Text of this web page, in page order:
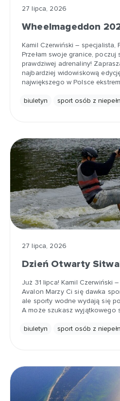
27 lipca, 2026
Wheelmageddon
Kamil Czerwiński – specjalista,
Przełam swoje granice, poczuj
prawdziwej adrenaliny!
najbardziej widowiskową
największego w Polsce
biuletyn sport osób z
27 lipca, 2026
Dzień Otwarty
Już 31 lipca! Kamil Czerwiński
Avalon Marzy Ci się dawka
ale sporty wodne wydają się
A może szukasz wyjątkowego
biuletyn sport osób z